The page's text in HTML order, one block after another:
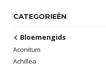
CATEGORIEËN
Bloemengids
Aconitum
Achillea